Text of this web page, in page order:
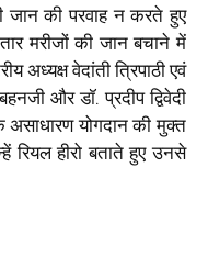
की परवाह न करते हुए
मरीजों की जान बचाने में
अध्यक्ष वेदांती त्रिपाठी एवं
और डॉ. प्रदीप द्विवेदी
योगदान की मुक्त
रियल हीरो बताते हुए उनसे